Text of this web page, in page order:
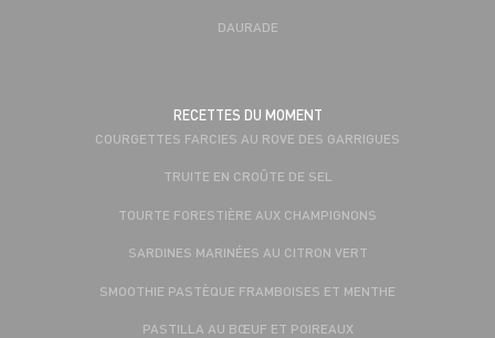
DAURADE
RECETTES DU MOMENT
COURGETTES FARCIES AU ROVE DES GARRIGUES
TRUITE EN CROÛTE DE SEL
TOURTE FORESTIÈRE AUX CHAMPIGNONS
SARDINES MARINÉES AU CITRON VERT
SMOOTHIE PASTÈQUE FRAMBOISES ET MENTHE
PASTILLA AU BŒUF ET POIREAUX